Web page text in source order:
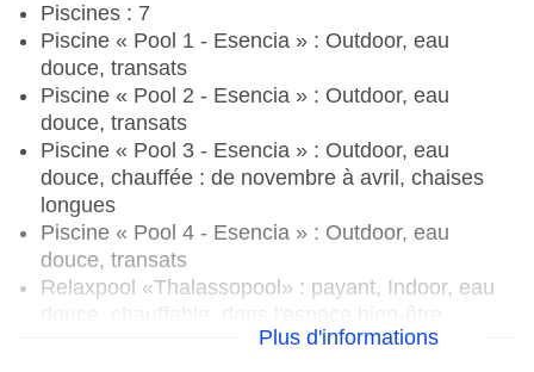
Piscines : 7
Piscine « Pool 1 - Esencia » : Outdoor, eau
douce, transats
Piscine « Pool 2 - Esencia » : Outdoor, eau
douce, transats
Piscine « Pool 3 - Esencia » : Outdoor, eau
douce, chauffée : de novembre à avril, chaises
longues
Piscine « Pool 4 - Esencia » : Outdoor, eau
douce, transats
Relaxpool «Thalassopool» : payant, Indoor, eau
douce, chauffable, dans l'espace bien-être
Espace piscine « Poollandschaft La Palma » :
Plus d'informations